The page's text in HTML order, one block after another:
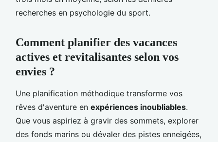
recherches en psychologie du sport.
Comment planifier des vacances
actives et revitalisantes selon vos
envies ?
Une planification méthodique transforme vos
rêves d'aventure en expériences inoubliables.
Que vous aspiriez à gravir des sommets, explorer
des fonds marins ou dévaler des pistes enneigées,